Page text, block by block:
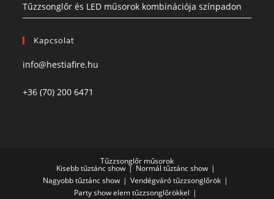
Tűzzsonglőr és LED műsorok kombinációja színpadon
Kapcsolat
info@hestiafire.hu
+36 (70) 200 6471
Tűzzsonglőr műsorok
Kisebb tűztánc show
Normál tűztánc show
Nagyobb tűztánc show
Vendégváró tűzzsonglőrök
Party show elem tűzzsonglőrökkel